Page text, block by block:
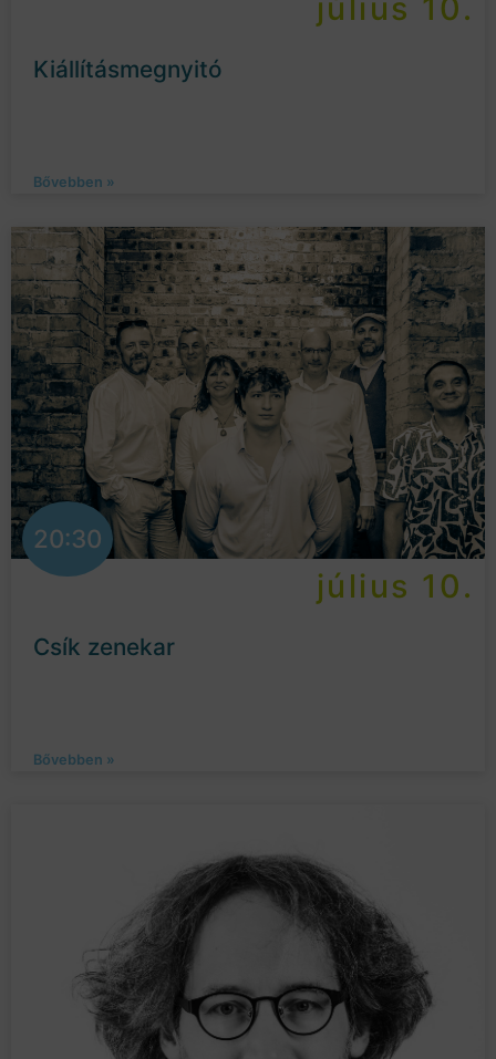
július 10.
Kiállításmegnyitó
Bővebben »
20:30
július 10.
Csík zenekar
Bővebben »